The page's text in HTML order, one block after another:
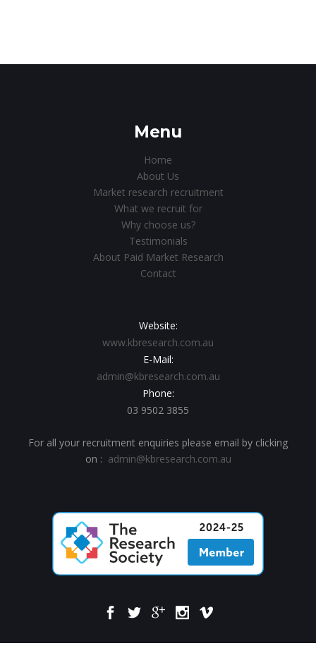
Menu
Home
About Us
Market research recruitment
What we recruit for
Why choose us?
Testimonials
About Paid Market Research
Contact
Website:
www.kbresearch.com.au
E-Mail:
admin@kbresearch.com.au
Phone:
03 9502 3855
For all your recruitment enquiries please email by clicking
on : admin@kbresearch.com.au